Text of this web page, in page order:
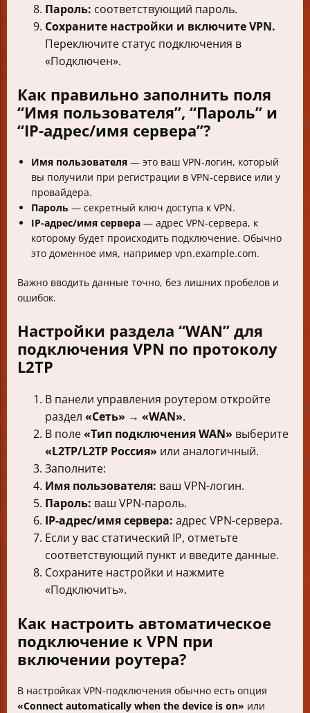
Пароль: соответствующий пароль.
Сохраните настройки и включите VPN.
Переключите статус подключения в
«Подключен».
Как правильно заполнить поля
“Имя пользователя”, “Пароль” и
“IP-адрес/имя сервера”?
Имя пользователя — это ваш VPN-логин, который
вы получили при регистрации в VPN-сервисе или у
провайдера.
Пароль — секретный ключ доступа к VPN.
IP-адрес/имя сервера — адрес VPN-сервера, к
которому будет происходить подключение. Обычно
это доменное имя, например vpn.example.com.
Важно вводить данные точно, без лишних пробелов и
ошибок.
Настройки раздела “WAN” для
подключения VPN по протоколу
L2TP
В панели управления роутером откройте
раздел «Сеть» → «WAN».
В поле«Тип подключения WAN» выберите
«L2TP/L2TP Россия» или аналогичный.
Заполните:
Имя пользователя: ваш VPN-логин.
Пароль: ваш VPN-пароль.
IP-адрес/имя сервера: адрес VPN-сервера.
Если у вас статический IP, отметьте
соответствующий пункт и введите данные.
Сохраните настройки и нажмите
«Подключить».
Как настроить автоматическое
подключение к VPN при
включении роутера?
В настройках VPN-подключения обычно есть опция
«Connect automatically when the device is on» или